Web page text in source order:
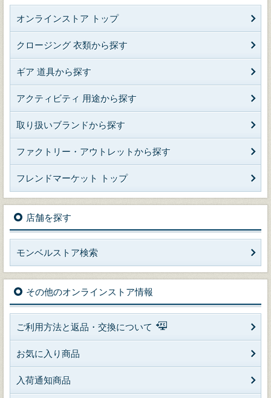
オンラインストア トップ
クロージング 衣類から探す
ギア 道具から探す
アクティビティ 用途から探す
取り扱いブランドから探す
ファクトリー・アウトレットから探す
フレンドマーケット トップ
店舗を探す
モンベルストア検索
その他のオンラインストア情報
ご利用方法と返品・交換について
お気に入り商品
入荷通知商品